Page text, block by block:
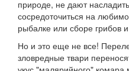
природе, не дают
сосредоточиться на
рыбалке или сборе грибов
Но и это еще не все!
зловредные твари